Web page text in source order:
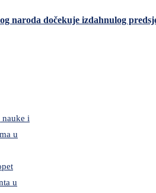
naroda dočekuje izdahnulog
nauke i
u
u